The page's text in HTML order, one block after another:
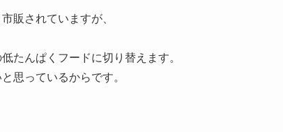
販されていますが、
たんぱくフードに切り替えます。
思っているからです。